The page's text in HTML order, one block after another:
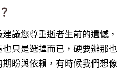
議您尊重逝者生前的遺憾，
只是選擇而已，硬要辦那也
盼與依賴，有時候我們想像